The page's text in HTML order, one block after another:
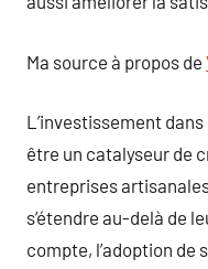
Ma source à propos de
L’investissement
être un catalyseur de
entreprises
s’étendre au-delà de
compte, l’adoption de